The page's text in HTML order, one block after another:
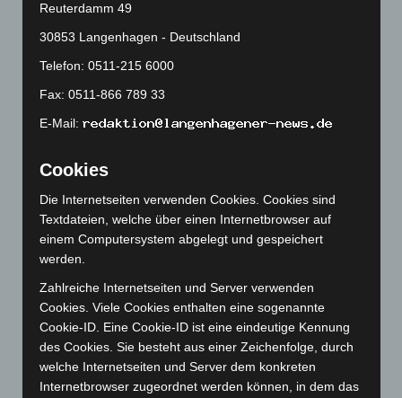
August 2024(107)
Juli 2024 (89)
Juni 2024 (107)
Mai 2024(149)
April 2024(102)
Februar 2024
Januar 2024(111)
Dezember 2023(130)
November 2023
Oktober 2023 (114)
September 2023(133)
August 2023 (134)
Juli 2023 (118)
Juni 2023(142)
Reuterdamm 49
30853 Langenhagen - Deutschland
Telefon: 0511-215 6000
Fax: 0511-866 789 33
E-Mail:
Cookies
Die Internetseiten verwenden Cookies. Cookies sind
Textdateien, welche über einen Internetbrowser auf
einem Computersystem abgelegt und gespeichert
werden.
Zahlreiche Internetseiten und Server verwenden
Cookies. Viele Cookies enthalten eine sogenannte
Cookie-ID. Eine Cookie-ID ist eine eindeutige Kennung
des Cookies. Sie besteht aus einer Zeichenfolge, durch
welche Internetseiten und Server dem konkreten
Internetbrowser zugeordnet werden können, in dem das